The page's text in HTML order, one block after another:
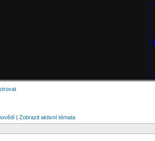
| Zobrazit aktivní témata